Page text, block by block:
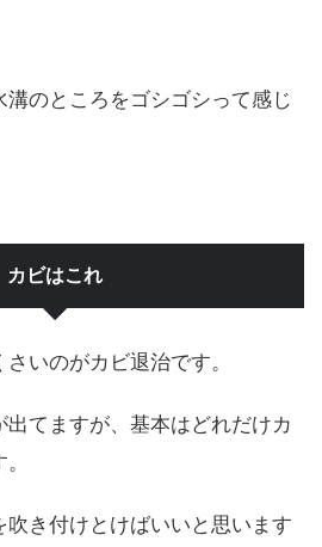
のところをゴシゴシって感じ
カビはこれ
いのがカビ退治です。
てますが、基本はどれだけカ
き付けとけばいいと思います